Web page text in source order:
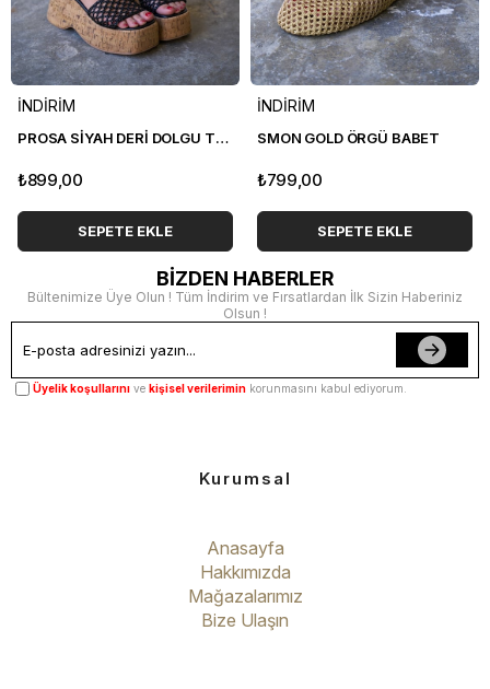
İNDİRİM
PROSA SİYAH DERİ DOLGU TOPUK SANDALET
₺899,00
SEPETE EKLE
İNDİRİM
SMON GOLD ÖRGÜ BABET
₺799,00
SEPETE EKLE
BİZDEN HABERLER
Bültenimize Üye Olun ! Tüm İndirim ve Fırsatlardan İlk Sizin Haberiniz
Olsun !
Üyelik koşullarını ve kişisel verilerimin korunmasını kabul ediyorum.
Kurumsal
Anasayfa
Hakkımızda
Mağazalarımız
Bize Ulaşın